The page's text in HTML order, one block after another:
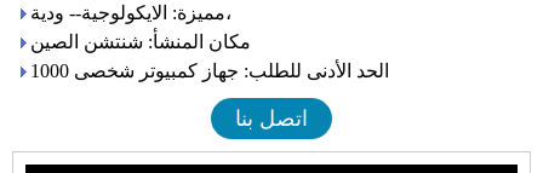
مميزة: الايكولوجية-- ودية،
مكان المنشأ: شنتشن الصين
الحد الأدنى للطلب: جهاز كمبيوتر شخصى 1000
اتصل بنا